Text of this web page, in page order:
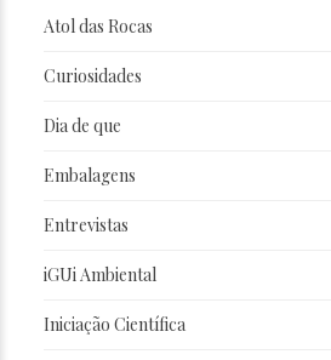
Atol das Rocas
Curiosidades
Dia de que
Embalagens
Entrevistas
iGUi Ambiental
Iniciação Científica